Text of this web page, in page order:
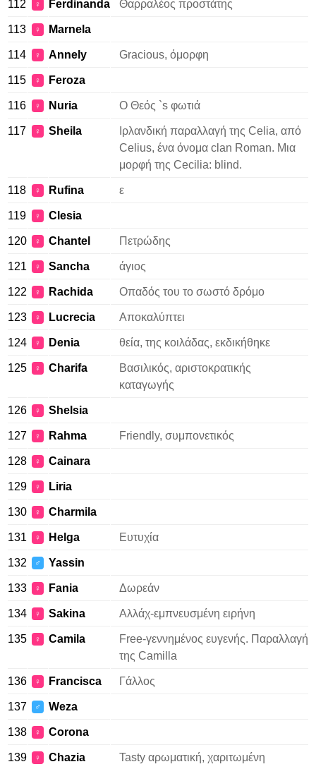
112 ♀ Ferdinanda Θαρραλέος προστάτης
113 ♀ Marnela
114 ♀ Annely Gracious, όμορφη
115 ♀ Feroza
116 ♀ Nuria Ο Θεός `s φωτιά
117 ♀ Sheila
Ιρλανδική παραλλαγή της Celia, από
Celius, ένα όνομα clan Roman. Μια
μορφή της Cecilia: blind.
118 ♀ Rufina ε
119 ♀ Clesia
120 ♀ Chantel Πετρώδης
121 ♀ Sancha άγιος
122 ♀ Rachida Οπαδός του το σωστό δρόμο
123 ♀ Lucrecia Αποκαλύπτει
124 ♀ Denia θεία, της κοιλάδας, εκδικήθηκε
125 ♀ Charifa
Βασιλικός, αριστοκρατικής
καταγωγής
126 ♀ Shelsia
127 ♀ Rahma Friendly, συμπονετικός
128 ♀ Cainara
129 ♀ Liria
130 ♀ Charmila
131 ♀ Helga Ευτυχία
132 ♂ Yassin
133 ♀ Fania Δωρεάν
134 ♀ Sakina Αλλάχ-εμπνευσμένη ειρήνη
135 ♀ Camila
Free-γεννημένος ευγενής. Παραλλαγή
της Camilla
136 ♀ Francisca Γάλλος
137 ♂ Weza
138 ♀ Corona
139 ♀ Chazia Tasty αρωματική, χαριτωμένη